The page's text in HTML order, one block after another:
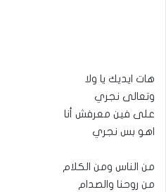
هات ايديك يا ولا
وتعالى نجري
على فين معرفش أنا
اهو بس نجري
من الناس ومن الكلام
من روحنا والصدام